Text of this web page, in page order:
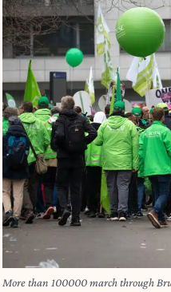
More than 100000 march through